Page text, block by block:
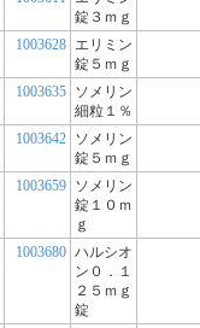
錠３ｍｇ
1003628 エリミン
錠５ｍｇ
1003635 ソメリン
細粒１％
1003642 ソメリン
錠５ｍｇ
1003659 ソメリン
錠１０ｍ
ｇ
1003680 ハルシオ
ン０．１
２５ｍｇ
錠